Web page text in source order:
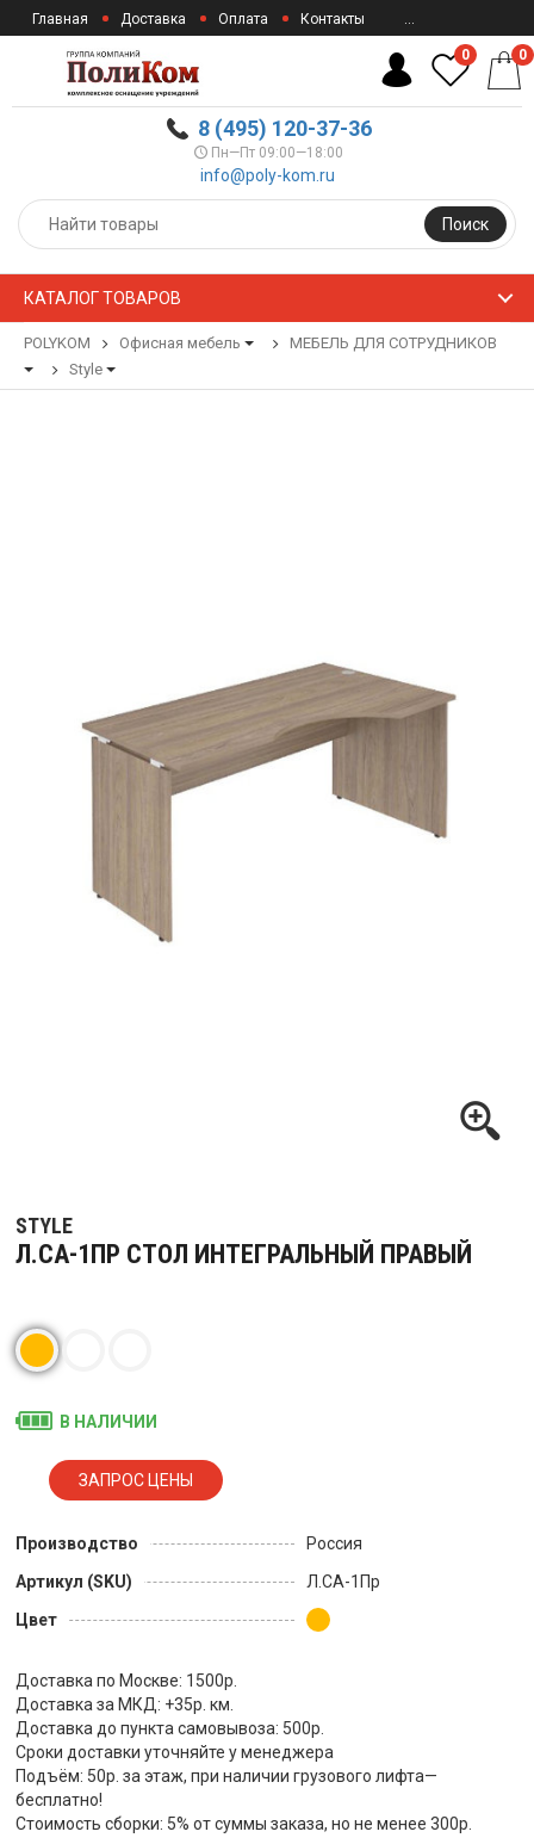
Главная Доставка Оплата Контакты ...
8 (495) 120-37-36
Пн—Пт 09:00—18:00
info@poly-kom.ru
Поиск
0 0
КАТАЛОГ ТОВАРОВ
POLYKOM Офисная мебель
МЕБЕЛЬ ДЛЯ СОТРУДНИКОВ
Style
STYLE
Л.СА-1ПР СТОЛ ИНТЕГРАЛЬНЫЙ ПРАВЫЙ
В НАЛИЧИИ
Производство
Россия
Артикул (SKU)
Л.СА-1Пр
Цвет
Доставка по Москве: 1500р.
Доставка за МКД: +35р. км.
Доставка до пункта самовывоза: 500р.
Сроки доставки уточняйте у менеджера
Подъём: 50р. за этаж, при наличии грузового лифта—
бесплатно!
Стоимость сборки: 5% от суммы заказа, но не менее 300р.